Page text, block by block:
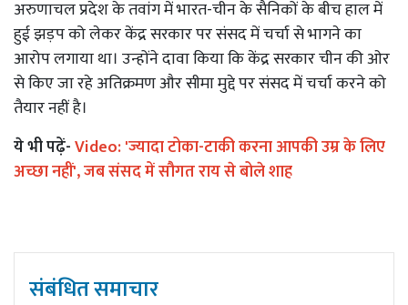
अरुणाचल प्रदेश के तवांग में भारत-चीन के सैनिकों के बीच हाल में
हुई झड़प को लेकर केंद्र सरकार पर संसद में चर्चा से भागने का
आरोप लगाया था। उन्होंने दावा किया कि केंद्र सरकार चीन की ओर
से किए जा रहे अतिक्रमण और सीमा मुद्दे पर संसद में चर्चा करने को
तैयार नहीं है।
ये भी पढ़ें-Video: 'ज्यादा टोका-टाकी करना आपकी उम्र के लिए
अच्छा नहीं', जब संसद में सौगत राय से बोले शाह
संबंधित समाचार